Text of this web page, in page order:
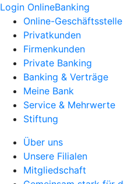
Login OnlineBanking
Online-Geschäftsstelle
Privatkunden
Firmenkunden
Private Banking
Banking & Verträge
Meine Bank
Service & Mehrwerte
Stiftung
Über uns
Unsere Filialen
Mitgliedschaft